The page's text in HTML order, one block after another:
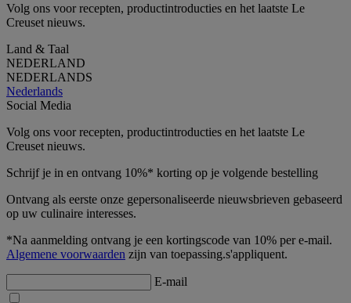
Volg ons voor recepten, productintroducties en het laatste Le
Creuset nieuws.
Land & Taal
NEDERLAND
NEDERLANDS
Nederlands
Social Media
Volg ons voor recepten, productintroducties en het laatste Le
Creuset nieuws.
Schrijf je in en ontvang 10%* korting op je volgende bestelling
Ontvang als eerste onze gepersonaliseerde nieuwsbrieven gebaseerd
op uw culinaire interesses.
*Na aanmelding ontvang je een kortingscode van 10% per e-mail.
Algemene voorwaarden zijn van toepassing.s'appliquent.
E-mail